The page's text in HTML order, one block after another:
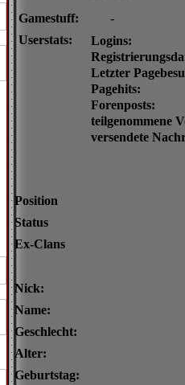
Gamestuff:
-
Userstats:
Logins:
Letzter
Pagehits:
Forenposts:
teilgenommene
versendete
Position
Status
Ex-Clans
Nick:
Name:
Geschlecht:
Alter:
Geburtstag: